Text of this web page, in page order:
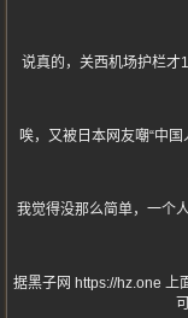
说真的，关西机场护栏才
唉，又被日本网友嘲“中国
我觉得没那么简单，一个
据黑子网 https://hz.one 上